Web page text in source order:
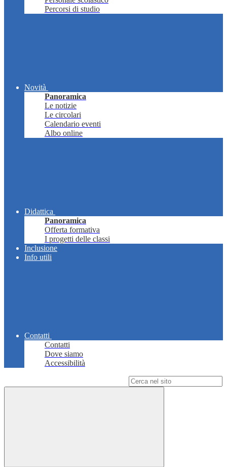
Percorsi di studio
Novità
Panoramica
Le notizie
Le circolari
Calendario eventi
Albo online
Didattica
Panoramica
Offerta formativa
I progetti delle classi
Inclusione
Info utili
Contatti
Contatti
Dove siamo
Accessibilità